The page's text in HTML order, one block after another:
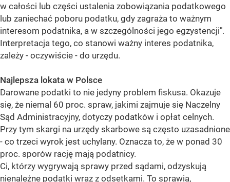
w całości lub części ustalenia zobowiązania podatkowego
lub zaniechać poboru podatku, gdy zagraża to ważnym
interesom podatnika, a w szczególności jego egzystencji".
Interpretacja tego, co stanowi ważny interes podatnika,
zależy - oczywiście - do urzędu.
Najlepsza lokata w Polsce
Darowane podatki to nie jedyny problem fiskusa. Okazuje
się, że niemal 60 proc. spraw, jakimi zajmuje się Naczelny
Sąd Administracyjny, dotyczy podatków i opłat celnych.
Przy tym skargi na urzędy skarbowe są często uzasadnione
- co trzeci wyrok jest uchylany. Oznacza to, że w ponad 30
proc. sporów rację mają podatnicy.
Ci, którzy wygrywają sprawy przed sądami, odzyskują
nienależne podatki wraz z odsetkami. To sprawia,